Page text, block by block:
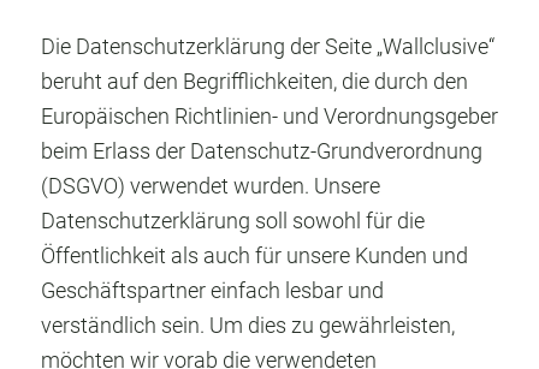
Die Datenschutzerklärung der Seite „Wallclusive“
beruht auf den Begrifflichkeiten, die durch den
Europäischen Richtlinien- und Verordnungsgeber
beim Erlass der Datenschutz-Grundverordnung
(DSGVO) verwendet wurden. Unsere
Datenschutzerklärung soll sowohl für die
Öffentlichkeit als auch für unsere Kunden und
Geschäftspartner einfach lesbar und
verständlich sein. Um dies zu gewährleisten,
möchten wir vorab die verwendeten